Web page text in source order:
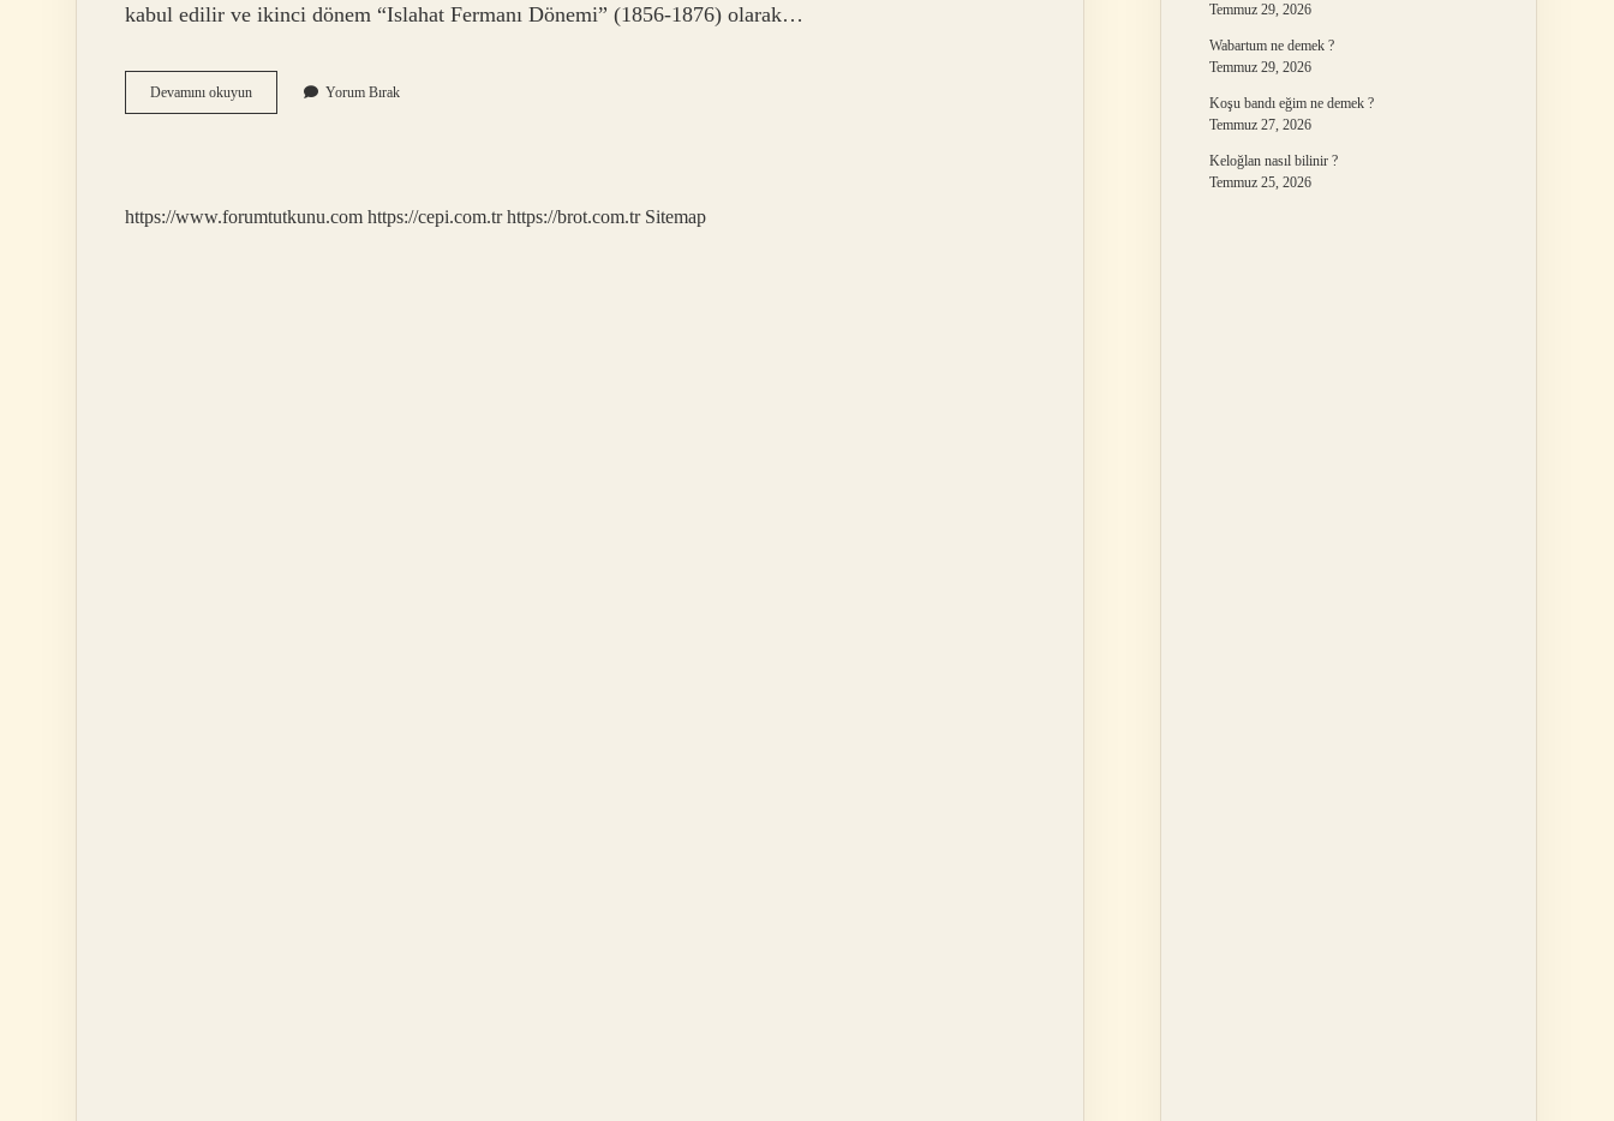
kabul edilir ve ikinci dönem “Islahat Fermanı Dönemi” (1856-1876) olarak…
Devamını okuyunTanzimat
Edebiyatı
Yorum Bırak
https://www.forumtutkunu.com https://cepi.com.tr https://brot.com.tr Sitemap
Temmuz 29, 2026
Wabartum ne demek ?
Temmuz 29, 2026
Koşu bandı eğim ne demek ?
Temmuz 27, 2026
Keloğlan nasıl bilinir ?
Temmuz 25, 2026